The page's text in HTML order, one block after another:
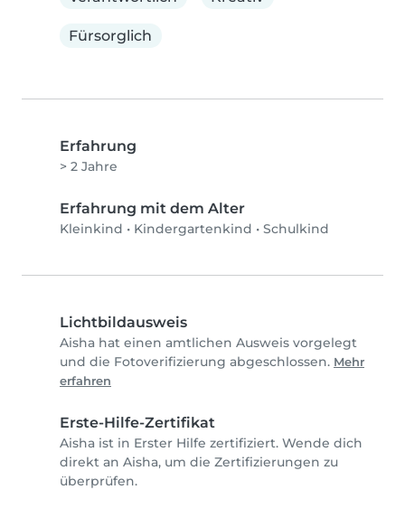
Fürsorglich
Erfahrung
> 2 Jahre
Erfahrung mit dem Alter
Kleinkind • Kindergartenkind • Schulkind
Lichtbildausweis
Aisha hat einen amtlichen Ausweis vorgelegt
und die Fotoverifizierung abgeschlossen. Mehr
erfahren
Erste-Hilfe-Zertifikat
Aisha ist in Erster Hilfe zertifiziert. Wende dich
direkt an Aisha, um die Zertifizierungen zu
überprüfen.